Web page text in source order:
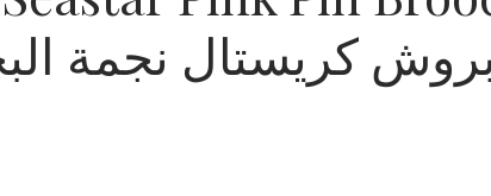
بروش كريستال نجمة